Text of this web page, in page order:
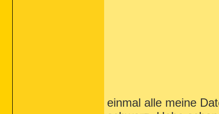
einmal alle meine